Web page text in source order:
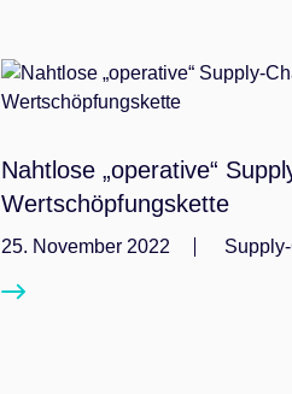
Nahtlose „operative“
Wertschöpfungskette
25. November 2022